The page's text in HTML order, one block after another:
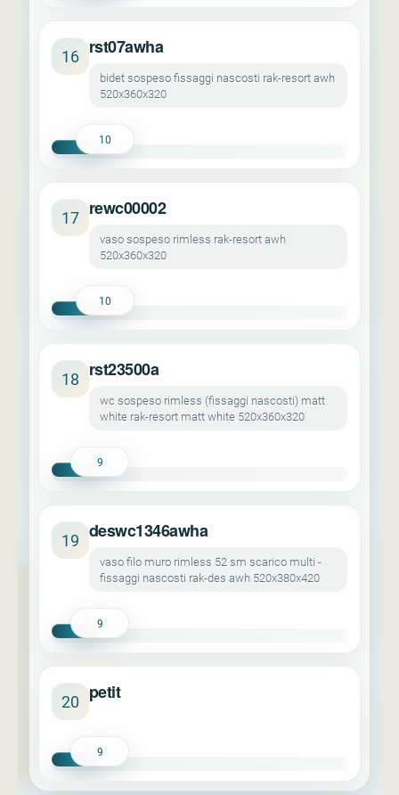
16 rst07awha
bidet sospeso fissaggi nascosti rak-resort awh
520x360x320
10
17 rewc00002
vaso sospeso rimless rak-resort awh
520x360x320
10
18 rst23500a
wc sospeso rimless (fissaggi nascosti) matt
white rak-resort matt white 520x360x320
9
19 deswc1346awha
vaso filo muro rimless 52 sm scarico multi -
fissaggi nascosti rak-des awh 520x380x420
9
20 petit
9